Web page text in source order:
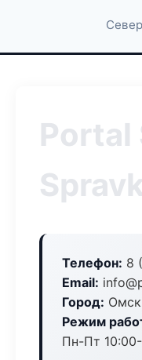
Portal
Телефон: 8
Email:
Город: Омск
Режим
Пн-Пт